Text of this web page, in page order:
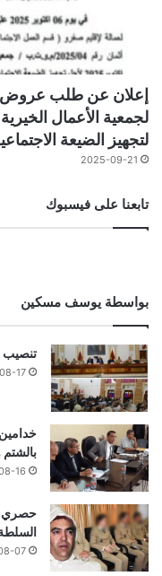
لجمعية الأعمال
لتجهيز الضيعة
2025-09-21
تابعنا على فيسبوك
بواسطة يوسف مسكين
تنصيب
17
16
حصري :
07